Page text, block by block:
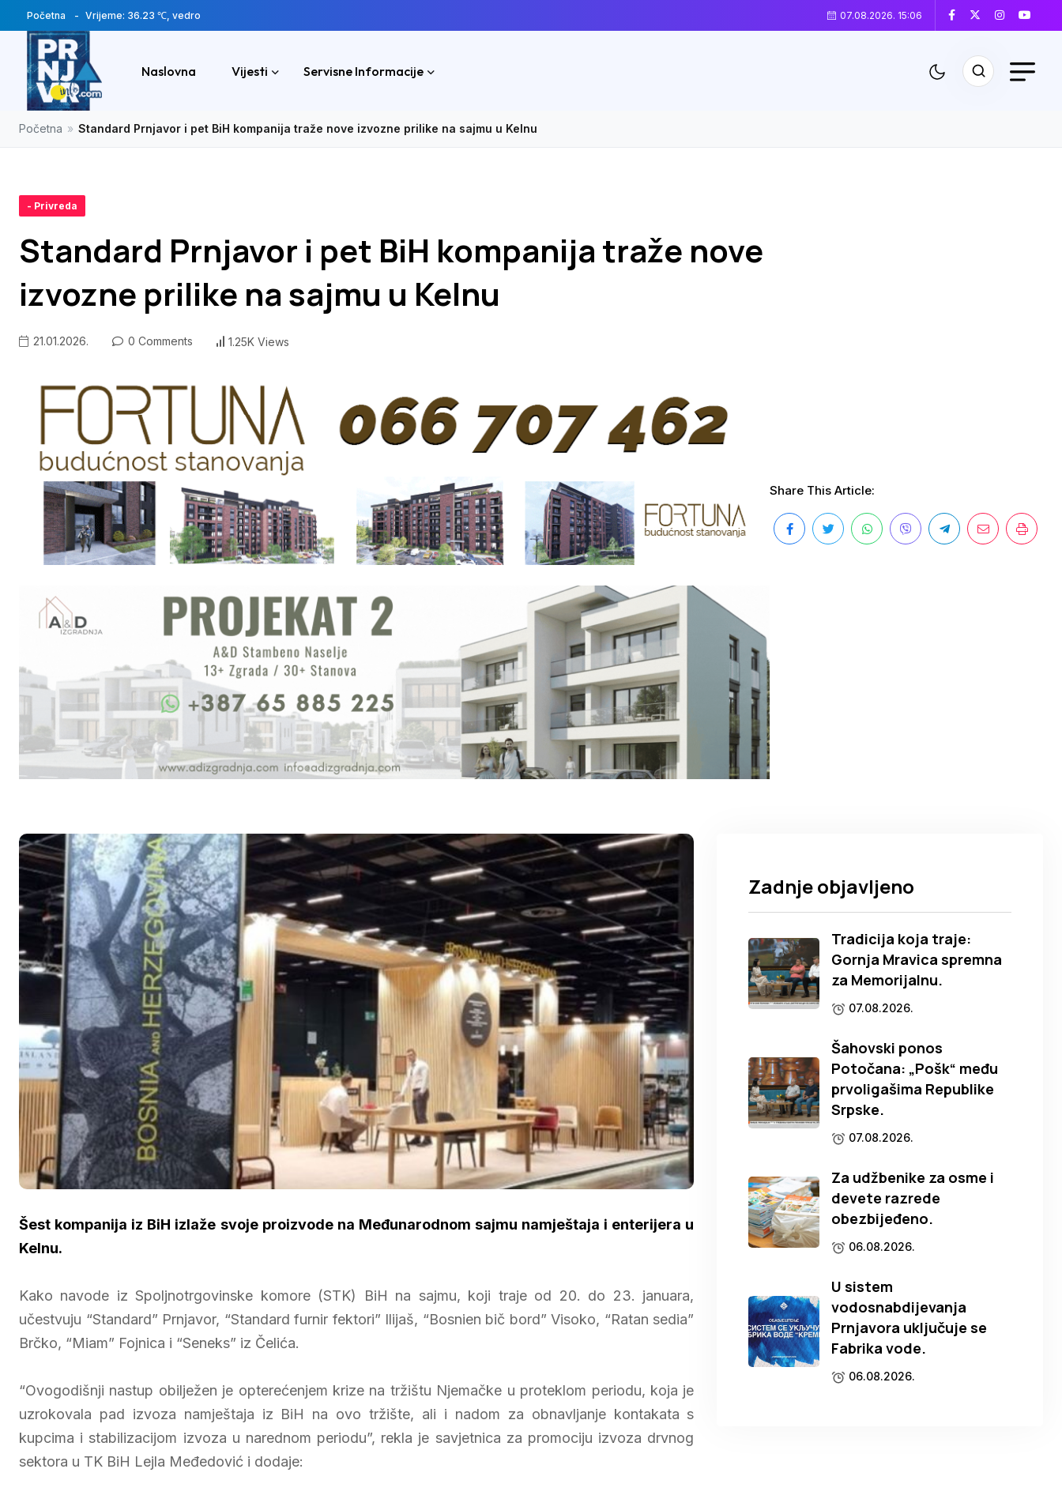
Početna Vrijeme: 36.23 ℃, vedro 07.08.2026. 15:06
Naslovna Vijesti Servisne Informacije
Početna » Standard Prnjavor i pet BiH kompanija traže nove izvozne prilike na sajmu u Kelnu
- Privreda
Standard Prnjavor i pet BiH kompanija traže nove
izvozne prilike na sajmu u Kelnu
21.01.2026. 0 Comments 1.25K Views
Share This Article:
Šest kompanija iz BiH izlaže svoje proizvode na Međunarodnom sajmu namještaja i enterijera u
Kelnu.
Kako navode iz Spoljnotrgovinske komore (STK) BiH na sajmu, koji traje od 20. do 23. januara,
učestvuju “Standard” Prnjavor, “Standard furnir fektori” Ilijaš, “Bosnien bič bord” Visoko, “Ratan sedia”
Brčko, “Miam” Fojnica i “Seneks” iz Čelića.
“Ovogodišnji nastup obilježen je opterećenjem krize na tržištu Njemačke u proteklom periodu, koja je
uzrokovala pad izvoza namještaja iz BiH na ovo tržište, ali i nadom za obnavljanje kontakata s
kupcima i stabilizacijom izvoza u narednom periodu”, rekla je savjetnica za promociju izvoza drvnog
sektora u TK BiH Lejla Međedović i dodaje:
Zadnje objavljeno
Tradicija koja traje:
Gornja Mravica spremna
za Memorijalnu.
07.08.2026.
Šahovski ponos
Potočana: „Pošk“ među
prvoligašima Republike
Srpske.
07.08.2026.
Za udžbenike za osme i
devete razrede
obezbijeđeno.
06.08.2026.
U sistem
vodosnabdijevanja
Prnjavora uključuje se
Fabrika vode.
06.08.2026.